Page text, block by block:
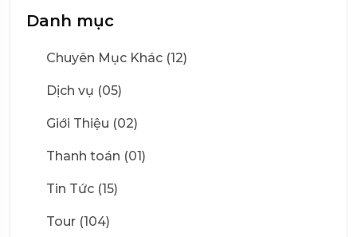
Danh mục
Chuyên Mục Khác (12)
Dịch vụ (05)
Giới Thiệu (02)
Thanh toán (01)
Tin Tức (15)
Tour (104)